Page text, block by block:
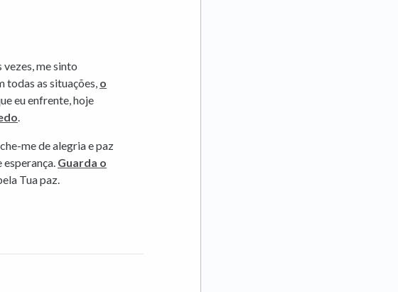
me sinto
todas as situações, o
eu enfrente, hoje
.
me de alegria e paz
Guarda o
Tua paz.